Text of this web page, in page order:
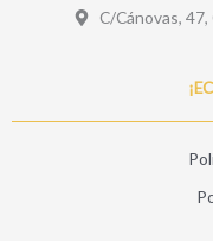
C/Cánovas,